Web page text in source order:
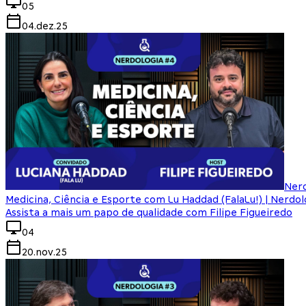
05
04.dez.25
Medicina, Ciência e Esporte com Lu Haddad (FalaLu!) |
Assista a mais um papo de qualidade com Filipe Figueiredo
04
20.nov.25